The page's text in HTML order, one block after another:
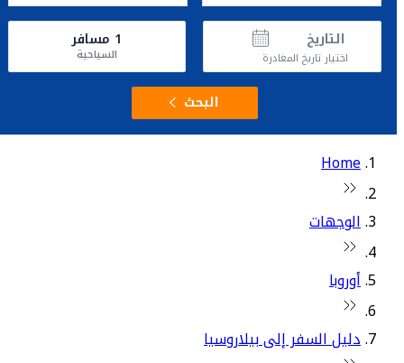
التاريخ
اختيار تاريخ المغادرة
1 مسافر
السياحية
البحث
Home
الوجهات
أوروبا
دليل السفر إلى بيلاروسيا